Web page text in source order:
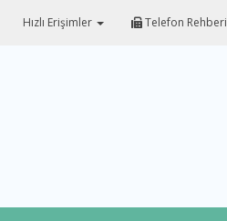
Hızlı Erişimler Telefon Rehberi